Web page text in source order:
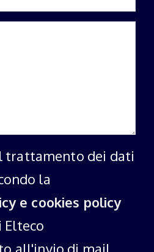
trattamento dei dati
la
e cookies policy
Elteco
all'invio di mail